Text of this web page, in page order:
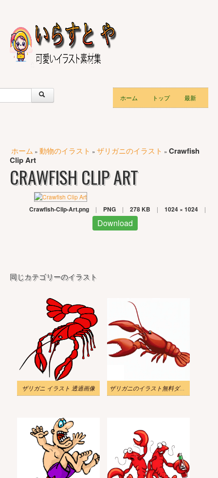
ホーム トップ 最新
ホーム » 動物のイラスト » ザリガニのイラスト » Crawfish
Clip Art
CRAWFISH CLIP ART
Crawfish-Clip-Art.png | PNG | 278 KB | 1024 × 1024 |
Download
同じカテゴリーのイラスト
ザリガニ イラスト 透過画像 ザリガニのイラスト無料ダウンロード